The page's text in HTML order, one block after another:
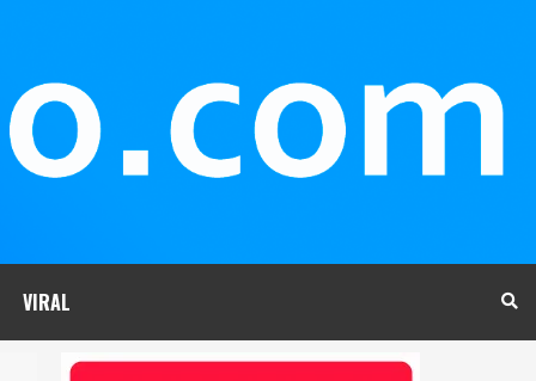
VIRAL